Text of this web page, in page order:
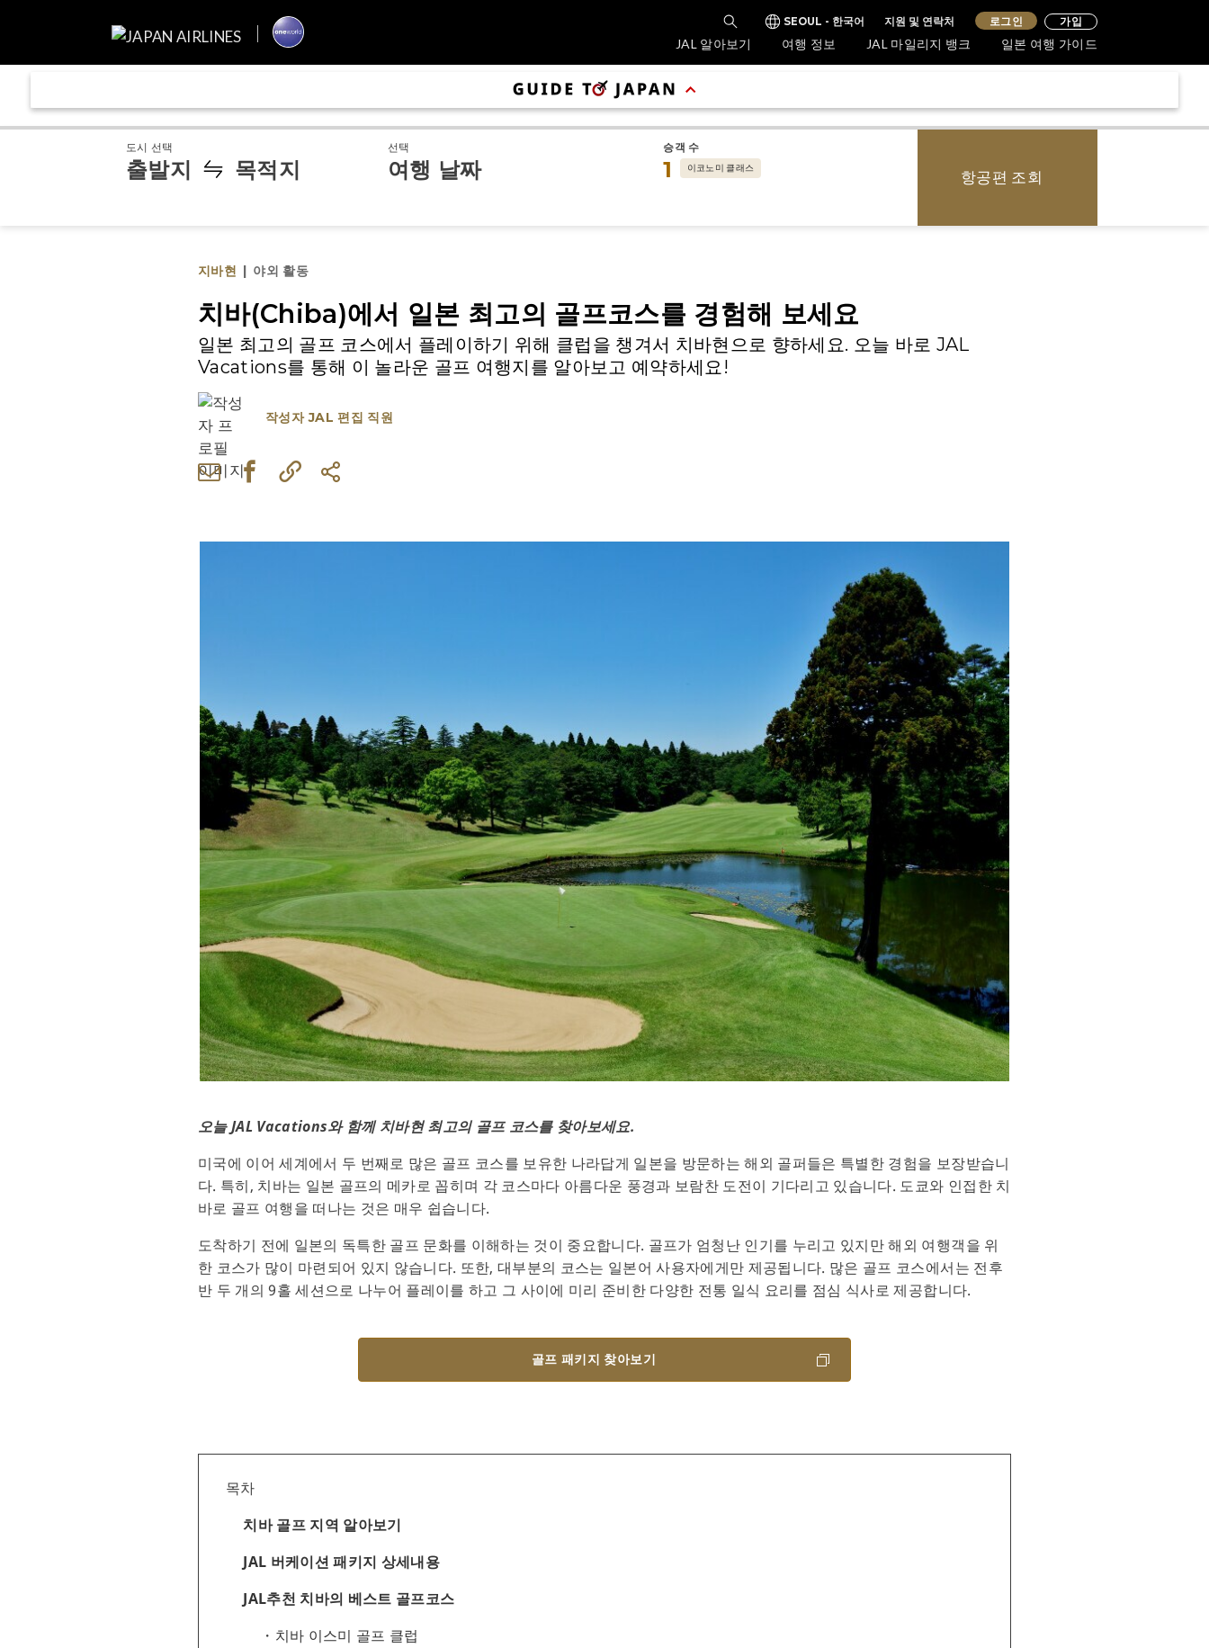
SEOUL - 한국어 지원 및 연락처 로그인 가입
JAL 알아보기 여행 정보 JAL 마일리지 뱅크 일본 여행 가이드
도시 선택
출발지 목적지
선택
여행 날짜
승객 수
1 이코노미 클래스
항공편 조회
지바현 | 야외 활동
치바(Chiba)에서 일본 최고의 골프코스를 경험해 보세요
일본 최고의 골프 ​​코스에서 플레이하기 위해 클럽을 챙겨서 치바현으로 향하세요. 오늘 바로 JAL
Vacations를 통해 이 놀라운 골프 여행지를 알아보고 예약하세요!
작성자 JAL 편집 직원
오늘 JAL Vacations와 함께 치바현 최고의 골프 ​​코스를 찾아보세요.
미국에 이어 세계에서 두 번째로 많은 골프 코스를 보유한 나라답게 일본을 방문하는 해외 골퍼들은 특별한 경험을 보장받습니
다. 특히, 치바는 일본 골프의 메카로 꼽히며 각 코스마다 아름다운 풍경과 보람찬 도전이 기다리고 있습니다. 도쿄와 인접한 치
바로 골프 여행을 떠나는 것은 매우 쉽습니다.
도착하기 전에 일본의 독특한 골프 문화를 이해하는 것이 중요합니다. 골프가 엄청난 인기를 누리고 있지만 해외 여행객을 위
한 코스가 많이 마련되어 있지 않습니다. 또한, 대부분의 코스는 일본어 사용자에게만 제공됩니다. 많은 골프 코스에서는 전후
반 두 개의 9홀 세션으로 나누어 플레이를 하고 그 사이에 미리 준비한 다양한 전통 일식 요리를 점심 식사로 제공합니다.
골프 패키지 찾아보기
목차
치바 골프 지역 알아보기
JAL 버케이션 패키지 상세내용
JAL추천 치바의 베스트 골프코스
치바 이스미 골프 클럽